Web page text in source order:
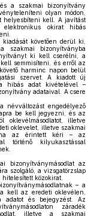
a szakmai bizonyítvány
olyan módon,
helyesbíteni kell. A javítást
okirat hibás
követően derül ki,
bizonyítványba
ki kell cserélni, a
semmisíteni, és erről az
harminc napon belül
szervet. A kiadott új
hibás adat kivételével –
adataival. A csere
névváltozást engedélyező
be kell jegyezni, és az
oklevélmásodlatot, illetve
oklevelet, illetve szakmai
ha az érintett kéri – az
történő kilyukasztással
bizonyítványmásodlat az
szolgáló, a vizsgatörzslap
közokirat.
– a
kell az eredeti oklevélen,
adatot és bejegyzést. Az
záradék
illetve a szakmai